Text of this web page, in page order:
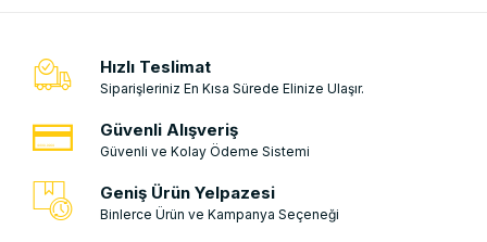
Hızlı Teslimat
Siparişleriniz En Kısa Sürede Elinize Ulaşır.
Güvenli Alışveriş
Güvenli ve Kolay Ödeme Sistemi
Geniş Ürün Yelpazesi
Binlerce Ürün ve Kampanya Seçeneği